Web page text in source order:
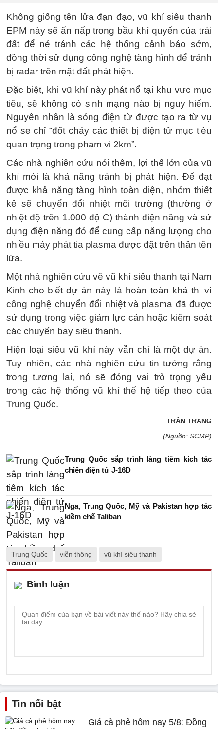
Không giống tên lửa đạn đạo, vũ khí siêu thanh
EPM này sẽ ẩn nấp trong bầu khí quyển của trái
đất để né tránh các hệ thống cảnh báo sớm,
đồng thời sử dụng công nghệ tàng hình để tránh
bị radar trên mặt đất phát hiện.
Đặc biệt, khi vũ khí này phát nổ tại khu vực mục
tiêu, sẽ không có sinh mạng nào bị nguy hiểm.
Nguyên nhân là sóng điện từ được tạo ra từ vụ
nổ sẽ chỉ “đốt cháy các thiết bị điện tử mục tiêu
quan trọng trong phạm vi 2km”.
Các nhà nghiên cứu nói thêm, lợi thế lớn của vũ
khí mới là khả năng tránh bị phát hiện. Để đạt
được khả năng tàng hình toàn diện, nhóm thiết
kế sẽ chuyển đổi nhiệt môi trường (thường ở
nhiệt độ trên 1.000 độ C) thành điện năng và sử
dụng điện năng đó để cung cấp năng lượng cho
nhiều máy phát tia plasma được đặt trên thân tên
lửa.
Một nhà nghiên cứu về vũ khí siêu thanh tại Nam
Kinh cho biết dự án này là hoàn toàn khả thi vì
công nghệ chuyển đổi nhiệt và plasma đã được
sử dụng trong việc giảm lực cản hoặc kiểm soát
các chuyến bay siêu thanh.
Hiện loại siêu vũ khí này vẫn chỉ là một dự án.
Tuy nhiên, các nhà nghiên cứu tin tưởng rằng
trong tương lai, nó sẽ đóng vai trò trọng yếu
trong các hệ thống vũ khí thế hệ tiếp theo của
Trung Quốc.
TRẦN TRANG
(Nguồn: SCMP)
Trung Quốc sắp trình làng tiêm kích tác
chiến điện tử J-16D
Nga, Trung Quốc, Mỹ và Pakistan hợp tác
kiềm chế Taliban
Trung Quốc viễn thông vũ khí siêu thanh
Bình luận
Tin nổi bật
Giá cà phê hôm nay 5/8: Đồng